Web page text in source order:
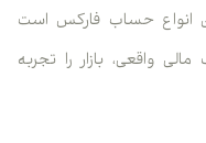
انواع حساب فارکس است
واقعی، بازار را تجربه